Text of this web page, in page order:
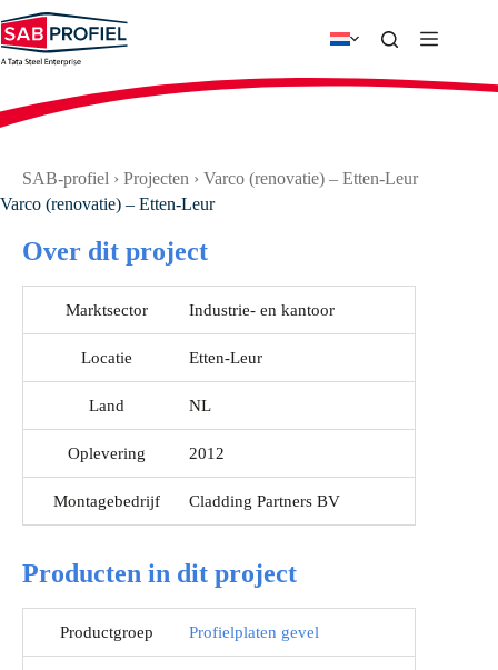
naar
de
inhoud
SAB-profiel › Projecten › Varco (renovatie) – Etten-Leur
Varco (renovatie) – Etten-Leur
Over dit project
Marktsector Industrie- en kantoor
Locatie Etten-Leur
Land NL
Oplevering 2012
Montagebedrijf Cladding Partners BV
Producten in dit project
Productgroep Profielplaten gevel